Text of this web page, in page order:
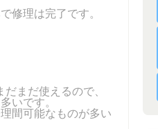
修理は完了です。
まだ使えるので、
いです。
間可能なものが多い